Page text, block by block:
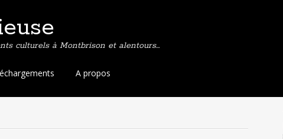
culturels à Montbrison et alentours…
A propos